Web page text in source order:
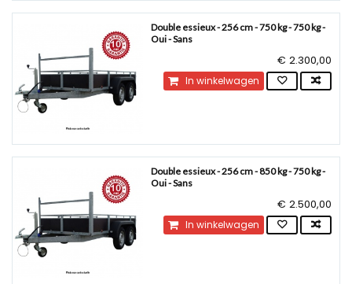
Double essieux - 256 cm - 750 kg - 750 kg -
Oui - Sans
€ 2.300,00
In winkelwagen
Double essieux - 256 cm - 850 kg - 750 kg -
Oui - Sans
€ 2.500,00
In winkelwagen